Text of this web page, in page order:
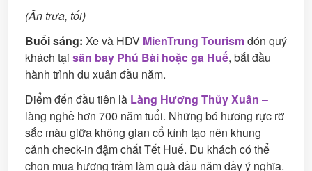
(Ăn trưa, tối)
Buổi sáng: Xe và HDV MienTrung Tourismđón quý
khách tại sân bay Phú Bài hoặc ga Huế, bắt đầu
hành trình du xuân đầu năm.
Điểm đến đầu tiên là Làng Hương Thủy Xuân –
làng nghề hơn 700 năm tuổi. Những bó hương rực rỡ
sắc màu giữa không gian cổ kính tạo nên khung
cảnh check-in đậm chất Tết Huế. Du khách có thể
chọn mua hương trầm làm quà đầu năm đầy ý nghĩa.